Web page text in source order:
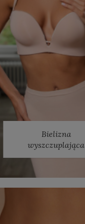
Bielizna
wyszczuplająca